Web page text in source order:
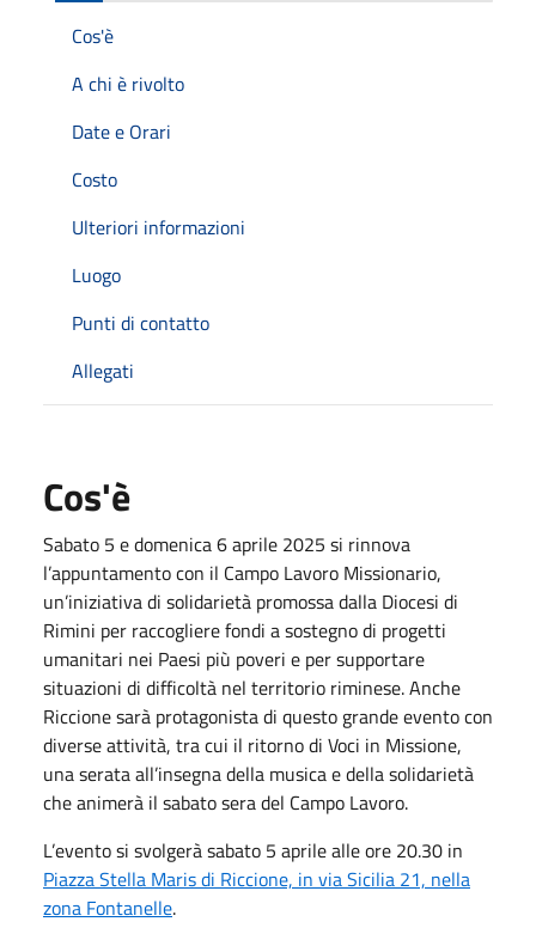
Cos'è
A chi è rivolto
Date e Orari
Costo
Ulteriori informazioni
Luogo
Punti di contatto
Allegati
Cos'è
Sabato 5 e domenica 6 aprile 2025 si rinnova
l’appuntamento con il Campo Lavoro Missionario,
un’iniziativa di solidarietà promossa dalla Diocesi di
Rimini per raccogliere fondi a sostegno di progetti
umanitari nei Paesi più poveri e per supportare
situazioni di difficoltà nel territorio riminese. Anche
Riccione sarà protagonista di questo grande evento con
diverse attività, tra cui il ritorno di Voci in Missione,
una serata all’insegna della musica e della solidarietà
che animerà il sabato sera del Campo Lavoro.
L’evento si svolgerà sabato 5 aprile alle ore 20.30 in
Piazza Stella Maris di Riccione, in via Sicilia 21, nella
zona Fontanelle.